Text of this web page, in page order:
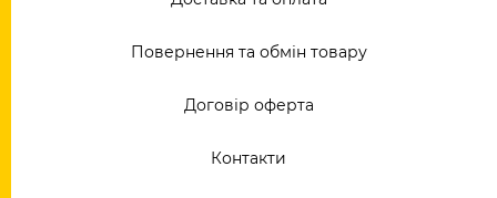
Повернення та обмін товару
Договір оферта
Контакти